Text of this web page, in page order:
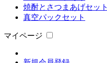
焼酎とさつまあげセット
真空パックセット
マイページ